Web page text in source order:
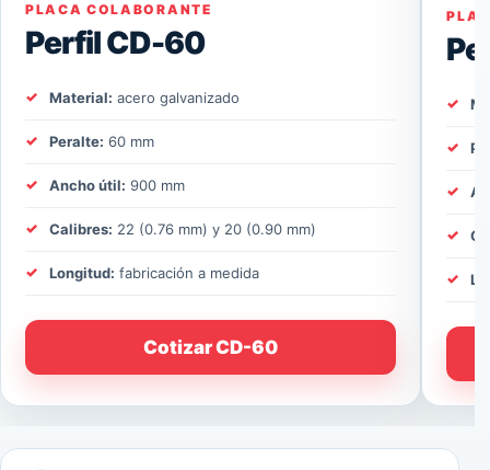
PLACA COLABORANTE
Perfil CD-60
Material: acero galvanizado
Peralte: 60 mm
Ancho útil: 900 mm
Calibres: 22 (0.76 mm) y 20 (0.90 mm)
Longitud: fabricación a medida
Cotizar CD-60